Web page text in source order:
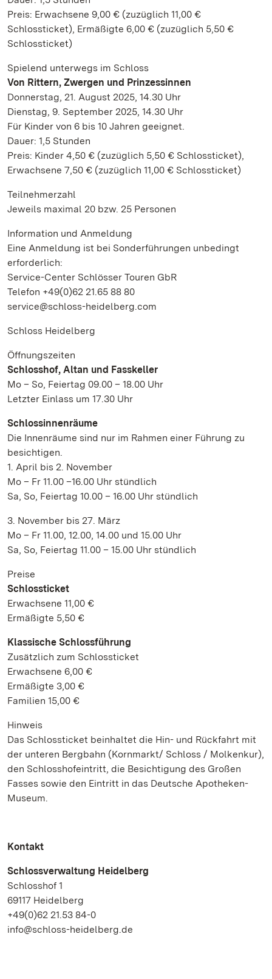
Preis: Erwachsene 9,00 € (zuzüglich 11,00 €
Schlossticket), Ermäßigte 6,00 € (zuzüglich 5,50 €
Schlossticket)
Spielend unterwegs im Schloss
Von Rittern, Zwergen und Prinzessinnen
Donnerstag, 21. August 2025, 14.30 Uhr
Dienstag, 9. September 2025, 14.30 Uhr
Für Kinder von 6 bis 10 Jahren geeignet.
Dauer: 1,5 Stunden
Preis: Kinder 4,50 € (zuzüglich 5,50 € Schlossticket),
Erwachsene 7,50 € (zuzüglich 11,00 € Schlossticket)
Teilnehmerzahl
Jeweils maximal 20 bzw. 25 Personen
Information und Anmeldung
Eine Anmeldung ist bei Sonderführungen unbedingt
erforderlich:
Service-Center Schlösser Touren GbR
Telefon +49(0)62 21.65 88 80
service@schloss-heidelberg.com
Schloss Heidelberg
Öffnungszeiten
Schlosshof, Altan und Fasskeller
Mo – So, Feiertag 09.00 – 18.00 Uhr
Letzter Einlass um 17.30 Uhr
Schlossinnenräume
Die Innenräume sind nur im Rahmen einer Führung zu
besichtigen.
1. April bis 2. November
Mo – Fr 11.00 –16.00 Uhr stündlich
Sa, So, Feiertag 10.00 – 16.00 Uhr stündlich
3. November bis 27. März
Mo – Fr 11.00, 12.00, 14.00 und 15.00 Uhr
Sa, So, Feiertag 11.00 – 15.00 Uhr stündlich
Preise
Schlossticket
Erwachsene 11,00 €
Ermäßigte 5,50 €
Klassische Schlossführung
Zusätzlich zum Schlossticket
Erwachsene 6,00 €
Ermäßigte 3,00 €
Familien 15,00 €
Hinweis
Das Schlossticket beinhaltet die Hin- und Rückfahrt mit
der unteren Bergbahn (Kornmarkt/ Schloss / Molkenkur),
den Schlosshofeintritt, die Besichtigung des Großen
Fasses sowie den Eintritt in das Deutsche Apotheken-
Museum.
Kontakt
Schlossverwaltung Heidelberg
Schlosshof 1
69117 Heidelberg
+49(0)62 21.53 84-0
info@schloss-heidelberg.de